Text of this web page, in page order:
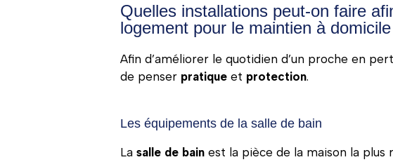
Quelles installations peut-on faire
logement pour le maintien à
Afin d’améliorer le quotidien d’un proche en
de penser pratique et protection.
Les équipements de la salle de bain
Lasalle de bain est la pièce de la maison la plus